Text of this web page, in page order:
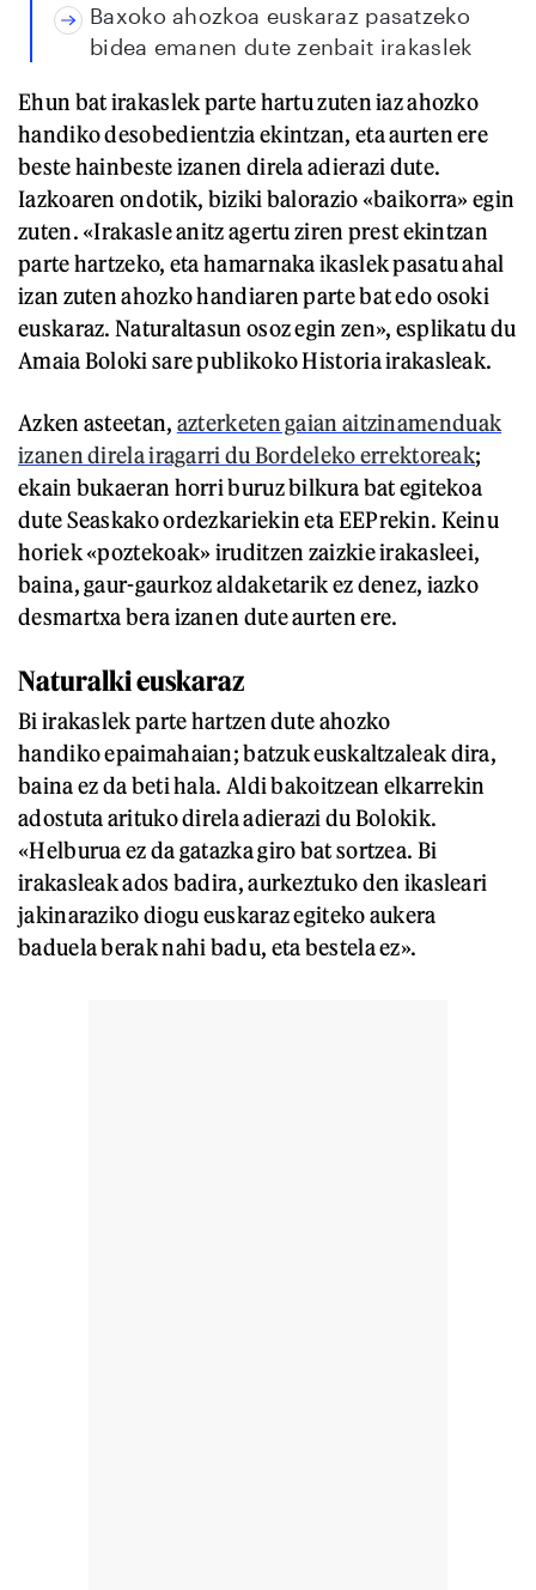
Baxoko ahozkoa euskaraz pasatzeko
bidea emanen dute zenbait irakaslek
Ehun bat irakaslek parte hartu zuten iaz ahozko
handiko desobedientzia ekintzan, eta aurten ere
beste hainbeste izanen direla adierazi dute.
Iazkoaren ondotik, biziki balorazio «baikorra» egin
zuten. «Irakasle anitz agertu ziren prest ekintzan
parte hartzeko, eta hamarnaka ikaslek pasatu ahal
izan zuten ahozko handiaren parte bat edo osoki
euskaraz. Naturaltasun osoz egin zen», esplikatu du
Amaia Boloki sare publikoko Historia irakasleak.
Azken asteetan, azterketen gaian aitzinamenduak
izanen direla iragarri du Bordeleko errektoreak;
ekain bukaeran horri buruz bilkura bat egitekoa
dute Seaskako ordezkariekin eta EEPrekin. Keinu
horiek «poztekoak» iruditzen zaizkie irakasleei,
baina, gaur-gaurkoz aldaketarik ez denez, iazko
desmartxa bera izanen dute aurten ere.
Naturalki euskaraz
Bi irakaslek parte hartzen dute ahozko
handiko epaimahaian; batzuk euskaltzaleak dira,
baina ez da beti hala. Aldi bakoitzean elkarrekin
adostuta arituko direla adierazi du Bolokik.
«Helburua ez da gatazka giro bat sortzea. Bi
irakasleak ados badira, aurkeztuko den ikasleari
jakinaraziko diogu euskaraz egiteko aukera
baduela berak nahi badu, eta bestela ez».